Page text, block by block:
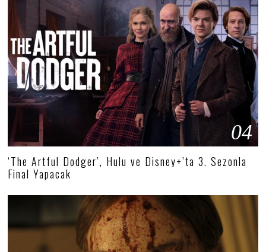
04
‘The Artful Dodger’, Hulu ve Disney+’ta 3. Sezonla
Final Yapacak